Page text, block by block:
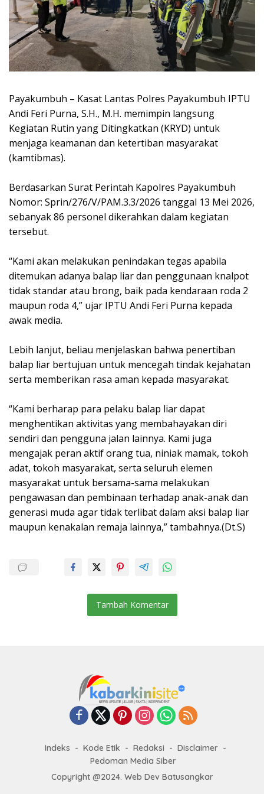
Payakumbuh – Kasat Lantas Polres Payakumbuh IPTU
Andi Feri Purna, S.H., M.H. memimpin langsung
Kegiatan Rutin yang Ditingkatkan (KRYD) untuk
menjaga keamanan dan ketertiban masyarakat
(kamtibmas).
Berdasarkan Surat Perintah Kapolres Payakumbuh
Nomor: Sprin/276/V/PAM.3.3/2026 tanggal 13 Mei 2026,
sebanyak 86 personel dikerahkan dalam kegiatan
tersebut.
“Kami akan melakukan penindakan tegas apabila
ditemukan adanya balap liar dan penggunaan knalpot
tidak standar atau brong, baik pada kendaraan roda 2
maupun roda 4,” ujar IPTU Andi Feri Purna kepada
awak media.
Lebih lanjut, beliau menjelaskan bahwa penertiban
balap liar bertujuan untuk mencegah tindak kejahatan
serta memberikan rasa aman kepada masyarakat.
“Kami berharap para pelaku balap liar dapat
menghentikan aktivitas yang membahayakan diri
sendiri dan pengguna jalan lainnya. Kami juga
mengajak peran aktif orang tua, niniak mamak, tokoh
adat, tokoh masyarakat, serta seluruh elemen
masyarakat untuk bersama-sama melakukan
pengawasan dan pembinaan terhadap anak-anak dan
generasi muda agar tidak terlibat dalam aksi balap liar
maupun kenakalan remaja lainnya,” tambahnya.(Dt.S)
Tambah Komentar
Indeks Kode Etik Redaksi
Disclaimer
Pedoman Media Siber
Copyright @2024. Web Dev Batusangkar